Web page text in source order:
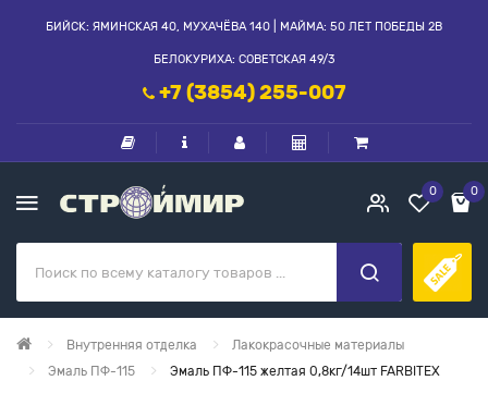
БИЙСК: ЯМИНСКАЯ 40, МУХАЧЁВА 140 | МАЙМА: 50 ЛЕТ ПОБЕДЫ 2В
БЕЛОКУРИХА: СОВЕТСКАЯ 49/3
+7 (3854) 255-007
0 0
Внутренняя отделка
Лакокрасочные материалы
Эмаль ПФ-115
Эмаль ПФ-115 желтая 0,8кг/14шт FARBITEX